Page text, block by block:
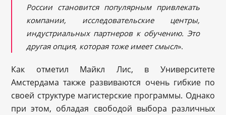
России становится популярным привлекать
компании, исследовательские центры,
индустриальных партнеров к обучению. Это
другая опция, которая тоже имеет смысл».
Как отметил Майкл Лис, в Университете
Амстердама также развиваются очень гибкие по
своей структуре магистерские программы. Однако
при этом, обладая свободой выбора различных